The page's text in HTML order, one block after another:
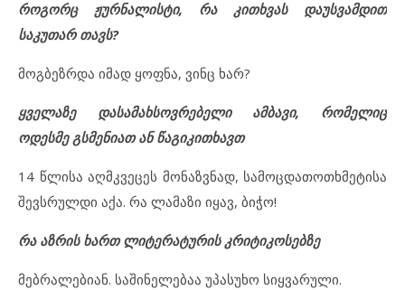
როგორც ჟურნალისტი, რა კითხვას დაუსვამდით
საკუთარ თავს?
მოგბეზრდა იმად ყოფნა, ვინც ხარ?
ყველაზე დასამახსოვრებელი ამბავი, რომელიც
ოდესმე გსმენიათ ან წაგიკითხავთ
14 წლისა აღმკვეცეს მონაზვნად, სამოცდათოთხმეტისა
შევსრულდი აქა. რა ლამაზი იყავ, ბიჭო!
რა აზრის ხართ ლიტერატურის კრიტიკოსებზე
მებრალებიან. საშინელებაა უპასუხო სიყვარული.